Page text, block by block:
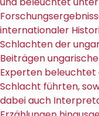
internationaler
Schlachten der
Beiträgen
Experten beleuchtet
Schlacht führten,
dabei auch